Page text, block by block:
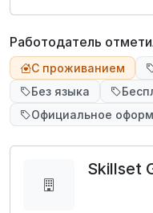
Работодатель
С проживанием
Без языка
Официальное
Skillset